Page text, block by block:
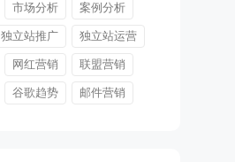
市场分析 案例分析
独立站推广 独立站运营
网红营销 联盟营销
谷歌趋势 邮件营销